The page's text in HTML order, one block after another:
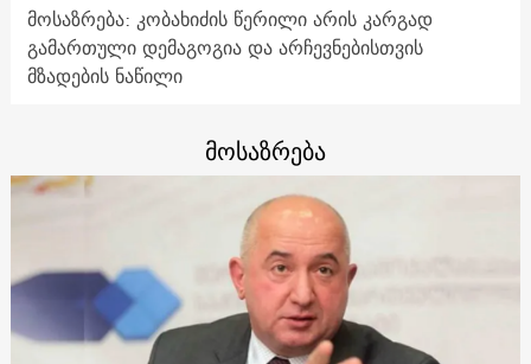
მოსაზრება: კობახიძის წერილი არის კარგად
გამართული დემაგოგია და არჩევნებისთვის
მზადების ნაწილი
მოსაზრება